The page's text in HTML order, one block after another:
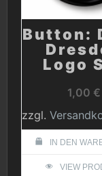
Button:
Logo
1,00€
zzgl.
IN DEN
VIEW